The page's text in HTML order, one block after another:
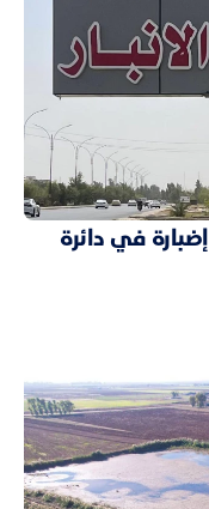
النزاهة تضبط تلاعباً وتزويراً بـ 46 إضبارة في دائرة